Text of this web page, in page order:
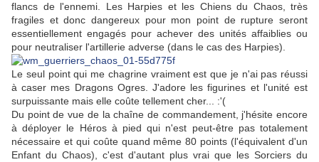
flancs de l'ennemi. Les Harpies et les Chiens du Chaos, très
fragiles et donc dangereux pour mon point de rupture seront
essentiellement engagés pour achever des unités affaiblies ou
pour neutraliser l'artillerie adverse (dans le cas des Harpies).
Le seul point qui me chagrine vraiment est que je n'ai pas réussi
à caser mes Dragons Ogres. J'adore les figurines et l'unité est
surpuissante mais elle coûte tellement cher... :'(
Du point de vue de la chaîne de commandement, j'hésite encore
à déployer le Héros à pied qui n'est peut-être pas totalement
nécessaire et qui coûte quand même 80 points (l'équivalent d'un
Enfant du Chaos), c'est d'autant plus vrai que les Sorciers du